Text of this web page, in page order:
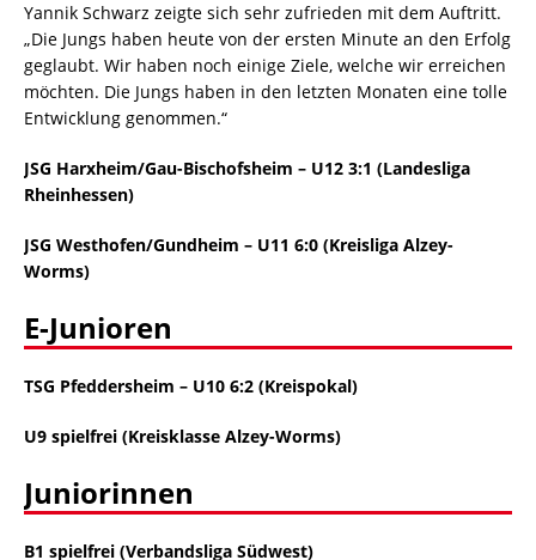
Yannik Schwarz zeigte sich sehr zufrieden mit dem Auftritt.
„Die Jungs haben heute von der ersten Minute an den Erfolg
geglaubt. Wir haben noch einige Ziele, welche wir erreichen
möchten. Die Jungs haben in den letzten Monaten eine tolle
Entwicklung genommen.“
JSG Harxheim/Gau-Bischofsheim – U12 3:1 (Landesliga
Rheinhessen)
JSG Westhofen/Gundheim – U11 6:0 (Kreisliga Alzey-
Worms)
E-Junioren
TSG Pfeddersheim – U10 6:2 (Kreispokal)
U9 spielfrei (Kreisklasse Alzey-Worms)
Juniorinnen
B1 spielfrei (Verbandsliga Südwest)